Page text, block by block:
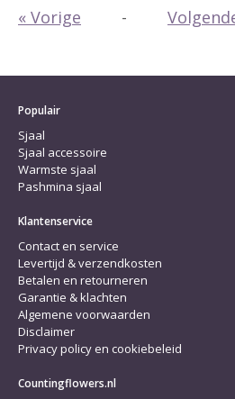
« Vorige -
Populair
Sjaal
Sjaal accessoire
Warmste sjaal
Pashmina sjaal
Klantenservice
Contact en service
Levertijd & verzendkosten
Betalen en retourneren
Garantie & klachten
Algemene voorwaarden
Disclaimer
Privacy policy en cookiebeleid
Countingflowers.nl